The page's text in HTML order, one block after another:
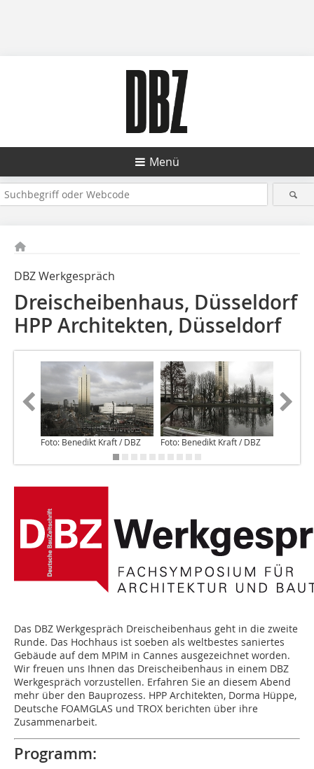
Menü
DBZ Werkgespräch
Dreischeibenhaus, Düsseldorf
HPP Architekten, Düsseldorf
Foto: Benedikt Kraft / DBZ Foto: Benedikt Kraft / DBZ
Das DBZ Werkgespräch Dreischeibenhaus geht in die zweite
Runde. Das Hochhaus ist soeben als weltbestes saniertes
Gebäude auf dem MPIM in Cannes ausgezeichnet worden.
Wir freuen uns Ihnen das Dreischeibenhaus in einem DBZ
Werkgespräch vorzustellen. Erfahren Sie an diesem Abend
mehr über den Bauprozess. HPP Architekten, Dorma Hüppe,
Deutsche FOAMGLAS und TROX berichten über ihre
Zusammenarbeit.
Programm: